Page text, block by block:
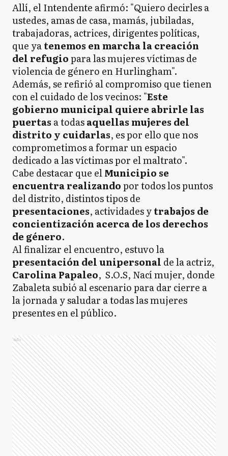
Allí, el Intendente afirmó: "Quiero decirles a
ustedes, amas de casa, mamás, jubiladas,
trabajadoras, actrices, dirigentes políticas,
que yatenemos en marcha la creación
del refugiopara las mujeres víctimas de
violencia de género en Hurlingham".
Además, se refirió al compromiso que tienen
con el cuidado de los vecinos: "Este
gobierno municipal quiere abrirle las
puertas a todasaquellas mujeres del
distrito y cuidarlas, es por ello que nos
comprometimos a formar un espacio
dedicado a las víctimas por el maltrato".
Cabe destacar que elMunicipio se
encuentra realizandopor todos los puntos
del distrito, distintos tipos de
presentaciones, actividades ytrabajos de
concientización acerca de los derechos
de género.
Al finalizar el encuentro, estuvo la
presentación del unipersonal de la actriz,
Carolina Papaleo, S.O.S, Nací mujer, donde
Zabaleta subió al escenario para dar cierre a
la jornada y saludar a todas las mujeres
presentes en el público.
Ads